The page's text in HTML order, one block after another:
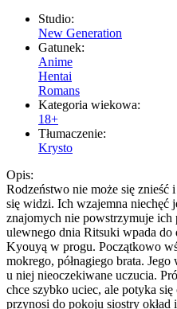
Studio:
New Generation
Gatunek:
Anime
Hentai
Romans
Kategoria wiekowa:
18+
Tłumaczenie:
Krysto
Opis:
Rodzeństwo nie może się znieść
się widzi. Ich wzajemna niechęć
znajomych nie powstrzymuje ich
ulewnego dnia Ritsuki wpada do
Kyouyą w progu. Początkowo
mokrego, półnagiego brata.
u niej nieoczekiwane uczucia.
chce szybko uciec, ale potyka
przynosi do pokoju siostry